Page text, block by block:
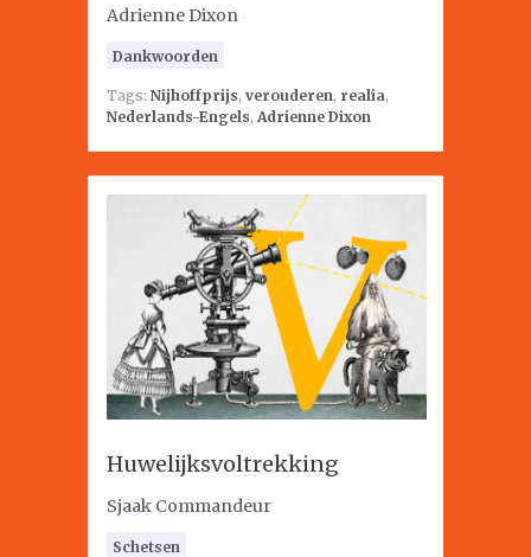
Adrienne Dixon
Dankwoorden
Tags: Nijhoffprijs, verouderen, realia,
Nederlands-Engels, Adrienne Dixon
Huwelijksvoltrekking
Sjaak Commandeur
Schetsen